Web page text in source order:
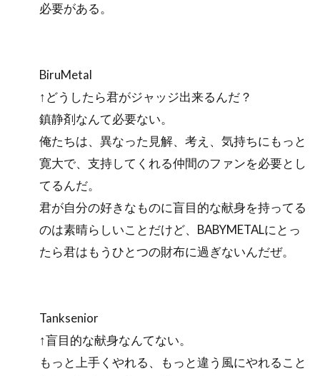
必要がある。
BiruMetal
↑どうしたら君がジャッジ出来るんだ？
鎮静剤なんて必要ない。
俺たちは、異なった見解、考え、気持ちにもっと
寛大で、支持してくれる仲間のファンを必要とし
てるんだ。
君が自分の好きなものに盲目的な献身を持ってる
のは素晴らしいことだけど、BABYMETALにとっ
たら君はもうひとつの財布に過ぎないんだぜ。
Tanksenior
↑盲目的な献身なんてない。
もっと上手くやれる、もっと違う風にやれること